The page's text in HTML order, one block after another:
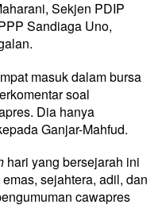
Sekjen PDIP
Sandiaga Uno,
masuk dalam bursa
soal
Dia hanya
Ganjar-Mahfud.
hari yang bersejarah ini
sejahtera, adil, dan
cawapres